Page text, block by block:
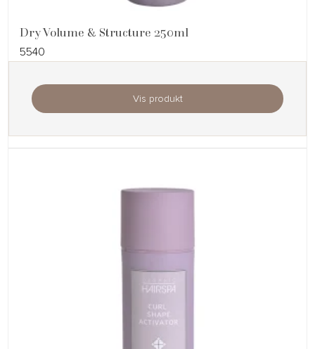
Dry Volume & Structure 250ml
5540
Vis produkt